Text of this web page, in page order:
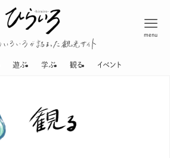
menu
遊ぶ 学ぶ 観る イベント